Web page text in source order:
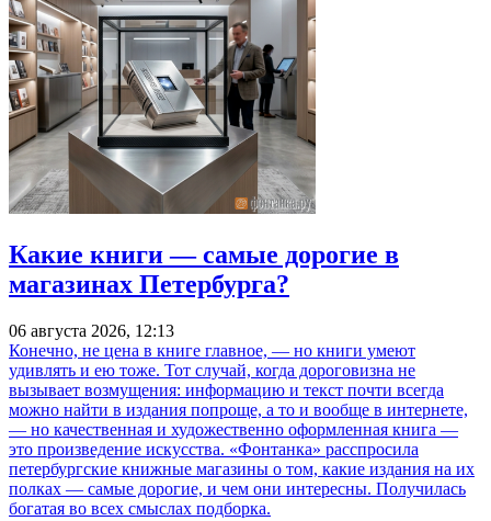
Какие книги — самые дорогие в
магазинах Петербурга?
06 августа 2026, 12:13
Конечно, не цена в книге главное, — но книги умеют
удивлять и ею тоже. Тот случай, когда дороговизна не
вызывает возмущения: информацию и текст почти всегда
можно найти в издания попроще, а то и вообще в интернете,
— но качественная и художественно оформленная книга —
это произведение искусства. «Фонтанка» расспросила
петербургские книжные магазины о том, какие издания на их
полках — самые дорогие, и чем они интересны. Получилась
богатая во всех смыслах подборка.